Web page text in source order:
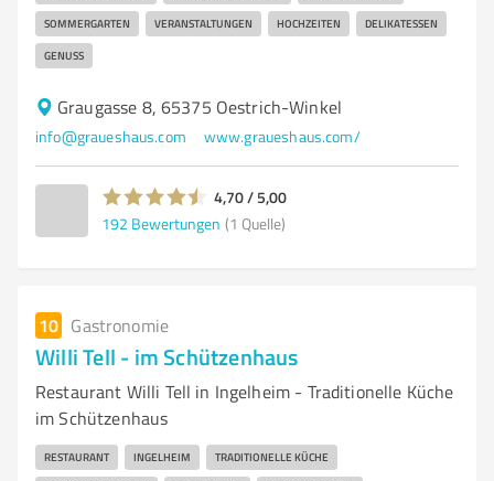
SOMMERGARTEN VERANSTALTUNGEN HOCHZEITEN DELIKATESSEN
GENUSS
Graugasse 8, 65375 Oestrich-Winkel
info@graueshaus.com www.graueshaus.com/
4,70 / 5,00
192 Bewertungen (1 Quelle)
10 Gastronomie
Willi Tell - im Schützenhaus
Restaurant Willi Tell in Ingelheim - Traditionelle Küche
im Schützenhaus
RESTAURANT INGELHEIM TRADITIONELLE KÜCHE